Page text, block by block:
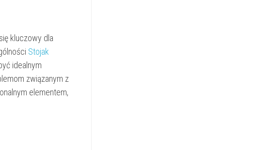
kluczowy dla
Stojak
idealnym
związanym z
elementem,